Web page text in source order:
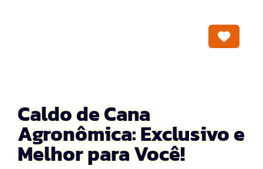
Caldo de Cana
Agronômica: Exclusivo e
Melhor para Você!